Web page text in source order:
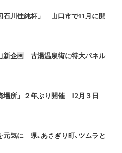
石川佳純杯」 山口市で11月に開
｣新企画 古湯温泉街に特大パネル
場所」２年ぶり開催 12月３日
元気に 県､あさぎり町､ツムラと